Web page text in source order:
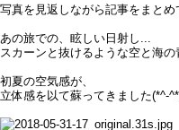
写真を見返しながら記事をまとめ
あの旅での、眩しい日射し...
スカーンと抜けるような空と海の
初夏の空気感が、
立体感を以て蘇ってきました(*^-